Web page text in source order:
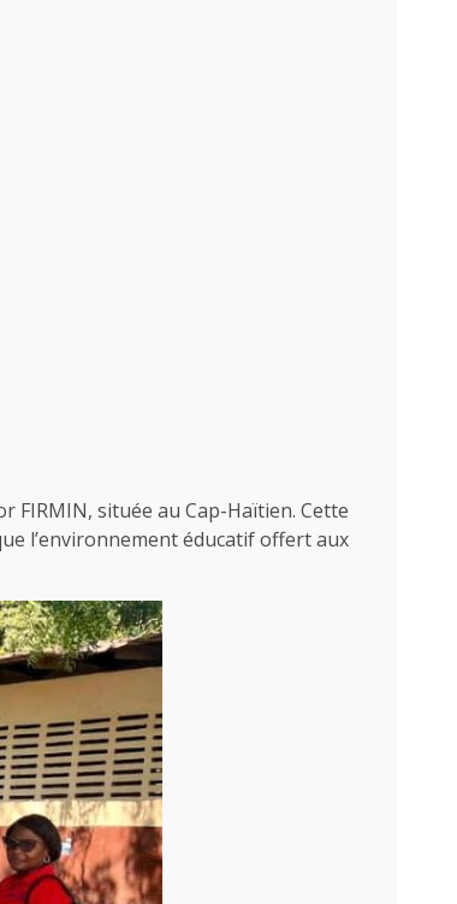
FIRMIN, située au Cap-Haïtien. Cette
l’environnement éducatif offert aux